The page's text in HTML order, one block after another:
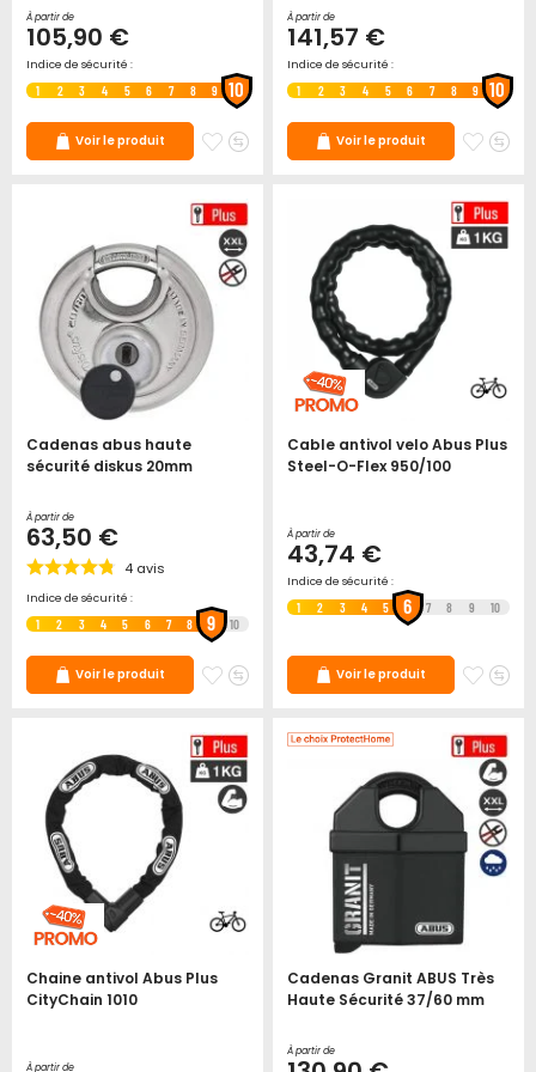
À partir de
105,90 €
Indice de sécurité :
1 2 3 4 5 6 7 8 9 10
Voir le produit
Ajouter
favoris
Ajouter
À partir de
141,57 €
Indice de sécurité :
1 2 3 4 5 6 7 8 9 10
Voir le produit
Cadenas abus haute
sécurité diskus 20mm
À partir de
63,50 €
4 avis
Indice de sécurité :
1 2 3 4 5 6 7 8 9 10
Voir le produit
Ajouter
favoris
Ajouter
Cable antivol velo Abus Plus
Steel-O-Flex 950/100
À partir de
43,74 €
Indice de sécurité :
1 2 3 4 5 6 7 8 9 10
Voir le produit
Chaine antivol Abus Plus
CityChain 1010
À partir de
Cadenas Granit ABUS Très
Haute Sécurité 37/60 mm
À partir de